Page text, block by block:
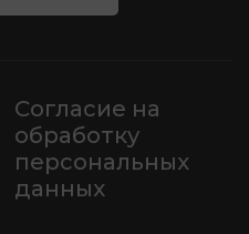
Согласие на
обработку
персональных
данных